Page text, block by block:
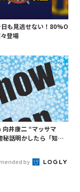
も見逃せない！80%O
登場
井康二 “マッサマ
秘話明かしたら「知ら
by